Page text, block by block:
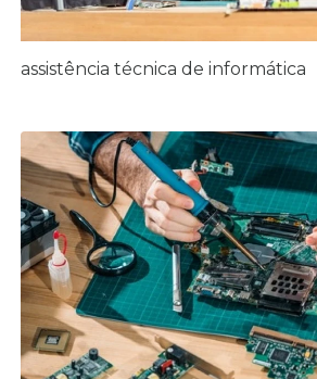
assistência técnica de informática